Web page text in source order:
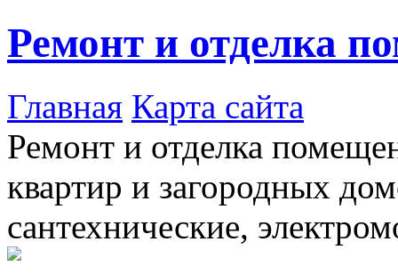
Ремонт и отделка
Главная Карта сайта
Ремонт и отделка
квартир и загородных
сантехнические,